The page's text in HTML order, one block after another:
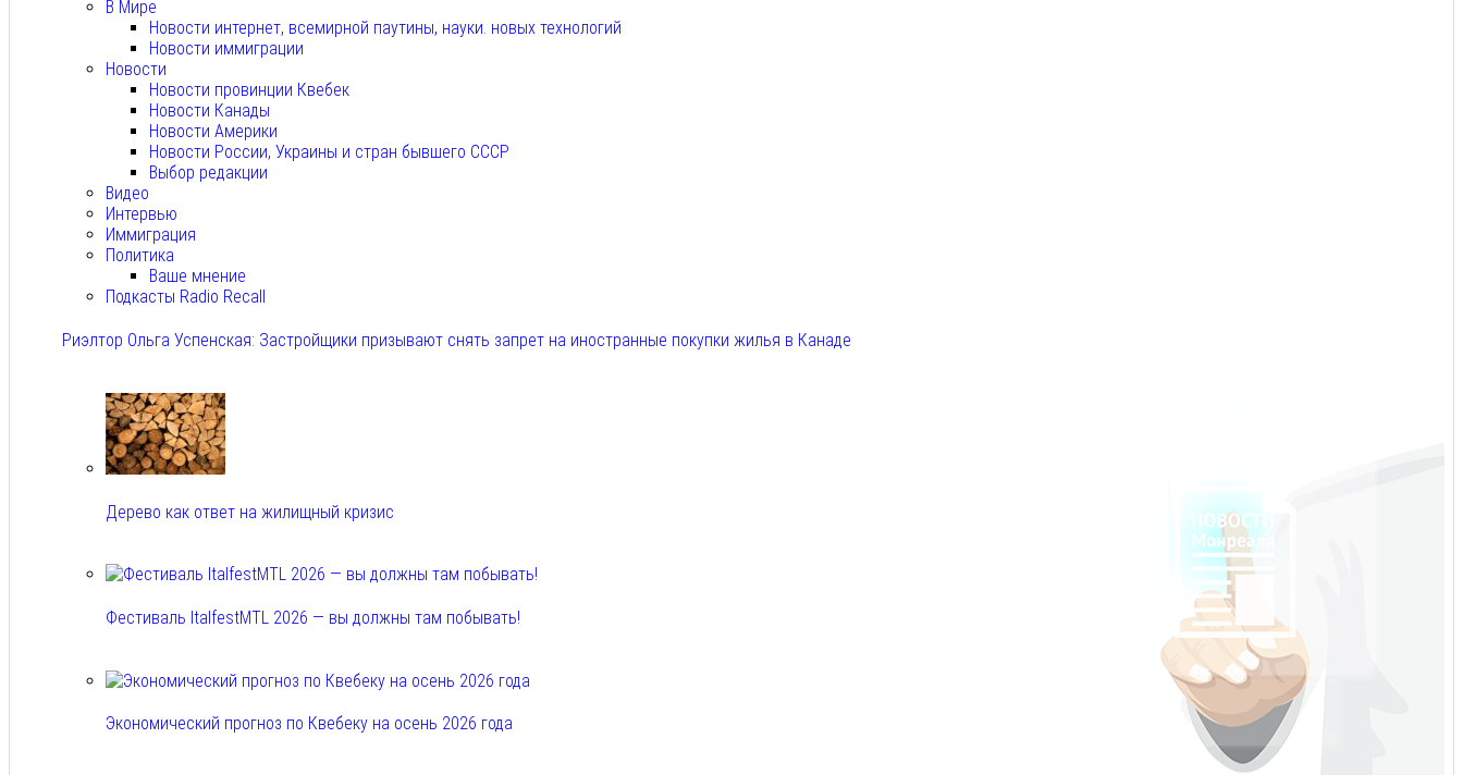
В Мире
Новости интернет, всемирной паутины, науки. новых технологий
Новости иммиграции
Новости
Новости провинции Квебек
Новости Канады
Новости Америки
Новости России, Украины и стран бывшего СССР
Выбор редакции
Видео
Интервью
Иммиграция
Политика
Ваше мнение
Подкасты Radio Recall
Риэлтор Ольга Успенская: Застройщики призывают снять запрет на иностранные покупки жилья в Канаде
Дерево как ответ на жилищный кризис
Фестиваль ItalfestMTL 2026 — вы должны там побывать!
Экономический прогноз по Квебеку на осень 2026 года